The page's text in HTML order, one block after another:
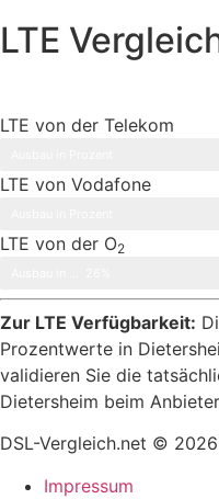
LTE
LTE von der Telekom
LTE von Vodafone
LTE von der O2
Zur LTE Verfügbarkeit:
Prozentwerte in
validieren Sie die
Dietersheim beim
DSL-Vergleich.net © 2026
Impressum